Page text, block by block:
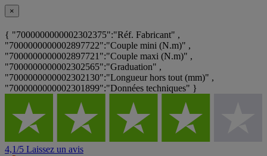
×
{ "7000000000002302375":"Réf. Fabricant" ,
"7000000000002897722":"Couple mini (N.m)" ,
"7000000000002897721":"Couple maxi (N.m)" ,
"7000000000002302565":"Graduation" ,
"7000000000002302130":"Longueur hors tout (mm)" ,
"7000000000002301899":"Données techniques" }
4,1/5 Laissez un avis